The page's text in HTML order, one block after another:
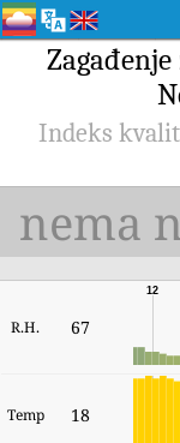
Indeks
nema
R.H. 67
12
Temp 18